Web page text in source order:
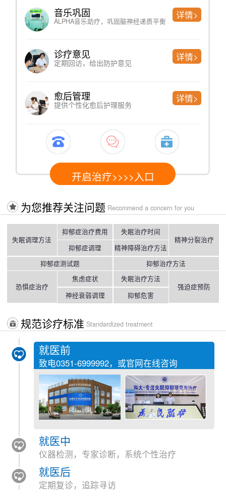
音乐巩固
ALPHA音乐助疗，巩固脑神经递质平衡
详情>
诊疗意见
定期回访，给出防护意见
详情>
愈后管理
提供个性化愈后护理服务
详情>
开启治疗>>>>入口
为您推荐关注问题 Recommend a concern for you
失眠调理方法
抑郁症治疗费用
抑郁症调理
失眠治疗时间
精神障碍治疗方法
精神分裂治疗
抑郁症测试题 抑郁治疗方法
恐惧症治疗
焦虑症状
神经衰弱调理
失眠治疗方法
抑郁危害
强迫症预防
规范诊疗标准 Standardized treatment
就医前
致电0351-6999992，或官网在线咨询
就医中
仪器检测，专家诊断，系统个性治疗
就医后
定期复诊，追踪寻访